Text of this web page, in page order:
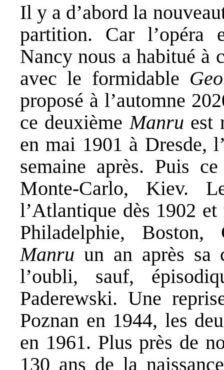
Il y a d’abord la
partition. Car l’opéra
Nancy nous a habitué à
avec le formidable
proposé à l’automne
ce deuxième Manru est
en mai 1901 à Dresde,
semaine après. Puis
Monte-Carlo, Kiev.
l’Atlantique dès 1902
Philadelphie, Boston,
Manru un an après sa
l’oubli, sauf,
Paderewski. Une
Poznan en 1944, les
en 1961. Plus près de
130 ans de la